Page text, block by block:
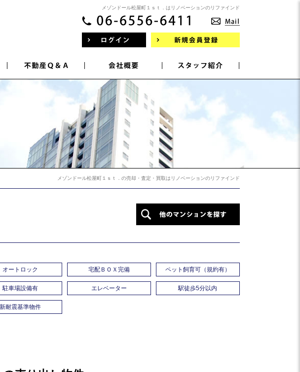
メゾンドール松屋町１ｓｔ．はリノベーションのリファインド
メゾンドール松屋町１ｓｔ．の売却・査定・買取はリノベーションのリファインド
オートロック 宅配ＢＯＸ完備 ペット飼育可（規約有）
駐車場設備有 エレベーター 駅徒歩5分以内
新耐震基準物件